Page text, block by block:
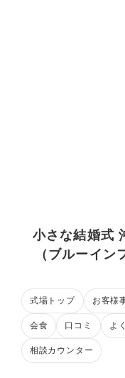
小さな結婚式
（ブルーイン
式場トップ お客様
会食 口コミ よ
相談カウンター